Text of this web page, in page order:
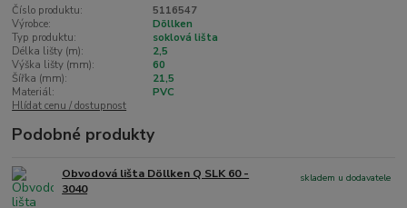
Číslo produktu:
5116547
Výrobce:
Döllken
Typ produktu:
soklová lišta
Délka lišty (m):
2,5
Výška lišty (mm):
60
Šířka (mm):
21,5
Materiál:
PVC
Hlídat cenu / dostupnost
Podobné produkty
Obvodová lišta Döllken Q SLK 60 -
3040
skladem u dodavatele